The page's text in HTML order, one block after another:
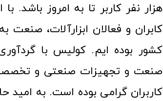
هزار نفر کاربر تا به امروز باشد.
کابران و فعالان ابزارآلات،
کشور بوده ایم. کولیس با
صنعت و تجهیزات صنعتی و
کاربران گرامی بوده است. به امید